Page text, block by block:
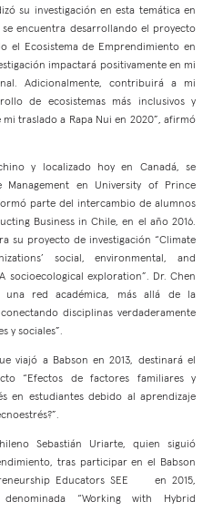
su investigación en esta temática en
se encuentra desarrollando el proyecto
el Ecosistema de Emprendimiento en
impactará positivamente en mi
Adicionalmente, contribuirá a mi
de ecosistemas más inclusivos y
traslado a Rapa Nui en 2020”, afirmó
y localizado hoy en Canadá, se
Management en University of Prince
parte del intercambio de alumnos
Business in Chile, en el año 2016.
su proyecto de investigación “Climate
social, environmental, and
socioecological exploration”. Dr. Chen
una red académica, más allá de la
disciplinas verdaderamente
y sociales”.
viajó a Babson en 2013, destinará el
“Efectos de factores familiares y
en estudiantes debido al aprendizaje
Sebastián Uriarte, quien siguió
tras participar en el Babson
Educators SEE en 2015,
“Working with Hybrid